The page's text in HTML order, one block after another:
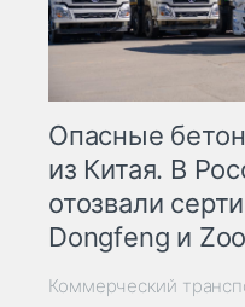
Опасные
из Китая. В
отозвали
Dongfeng и
Коммерческий